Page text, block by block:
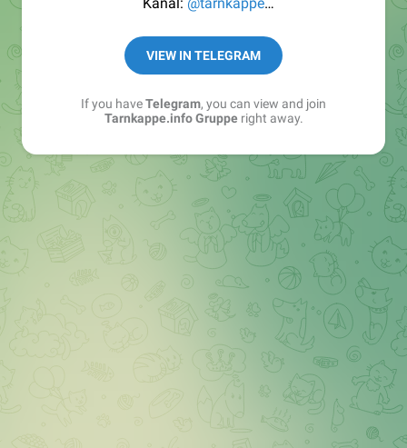
Best of:@bestoftarnkappe
Kochen: https://t.me/+WSW5F1VcmhliMjk6
VIEW IN TELEGRAM
If you haveTelegram, you can view and join
Tarnkappe.info Grupperight away.